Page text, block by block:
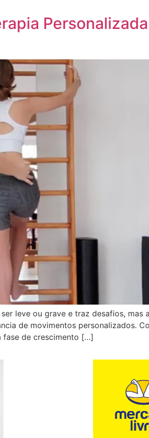
leve ou grave e traz desafios, mas
de movimentos personalizados.
fase de crescimento […]